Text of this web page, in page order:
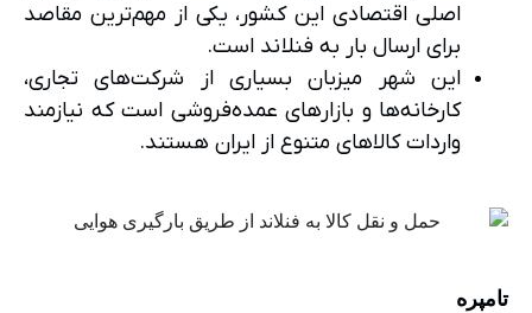
اصلی اقتصادی این کشور، یکی از مهم‌ترین مقاصد
برای ارسال بار به فنلاند است.
این شهر میزبان بسیاری از شرکت‌های تجاری،
کارخانه‌ها و بازارهای عمده‌فروشی است که نیازمند
واردات کالاهای متنوع از ایران هستند.
تامپره